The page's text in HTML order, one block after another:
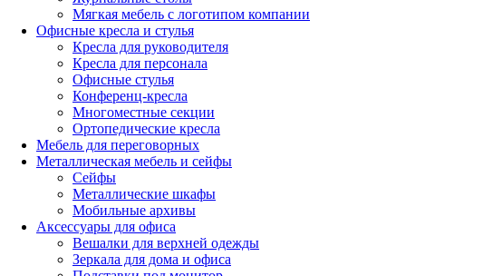
Мягкая мебель с логотипом компании
Офисные кресла и стулья
Кресла для руководителя
Кресла для персонала
Офисные стулья
Конференц-кресла
Многоместные секции
Ортопедические кресла
Мебель для переговорных
Металлическая мебель и сейфы
Сейфы
Металлические шкафы
Мобильные архивы
Аксессуары для офиса
Вешалки для верхней одежды
Зеркала для дома и офиса